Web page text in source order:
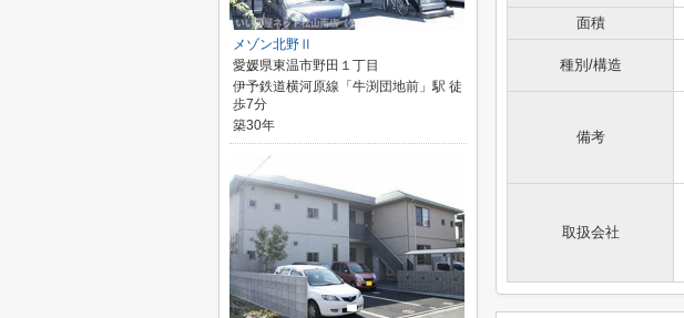
面積
種別/構造
備考
取扱会社
メゾン北野Ⅱ
愛媛県東温市野田１丁目
伊予鉄道横河原線「牛渕団地前」駅 徒
歩7分
築30年